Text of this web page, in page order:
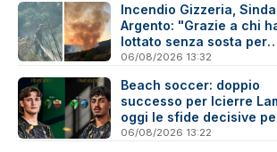
Incendio Gizzeria,
Argento: "Grazie a chi
lottato senza sosta per
difendere il nostro
06/08/2026 13:32
Beach soccer: doppio
successo per Icierre
oggi le sfide decisive
salvezza e scudetto
06/08/2026 13:22